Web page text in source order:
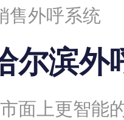
尔滨外
面上更智能